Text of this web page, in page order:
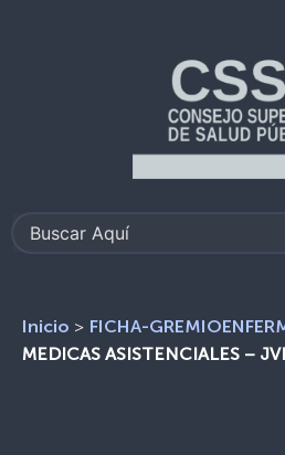
Inicio > FICHA-
MEDICAS ASISTENCIALES –